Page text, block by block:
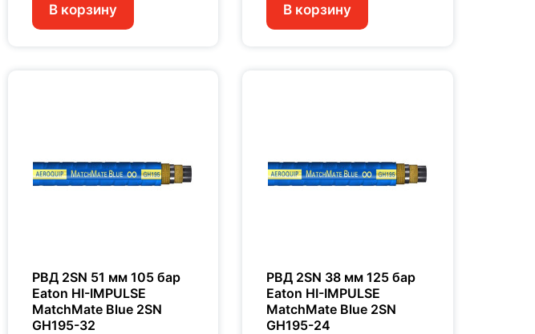
В корзину В корзину
РВД 2SN 51 мм 105 бар
Eaton HI-IMPULSE
MatchMate Blue 2SN
GH195-32
РВД 2SN 38 мм 125 бар
Eaton HI-IMPULSE
MatchMate Blue 2SN
GH195-24